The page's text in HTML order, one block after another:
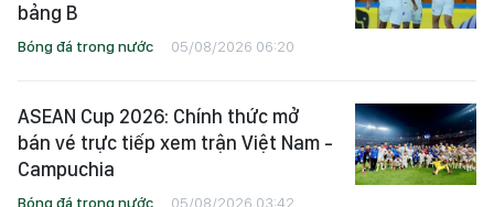
bảng B
Bóng đá trong nước 05/08/2026 06:20
ASEAN Cup 2026: Chính thức mở
bán vé trực tiếp xem trận Việt Nam -
Campuchia
Bóng đá trong nước 05/08/2026 03:42